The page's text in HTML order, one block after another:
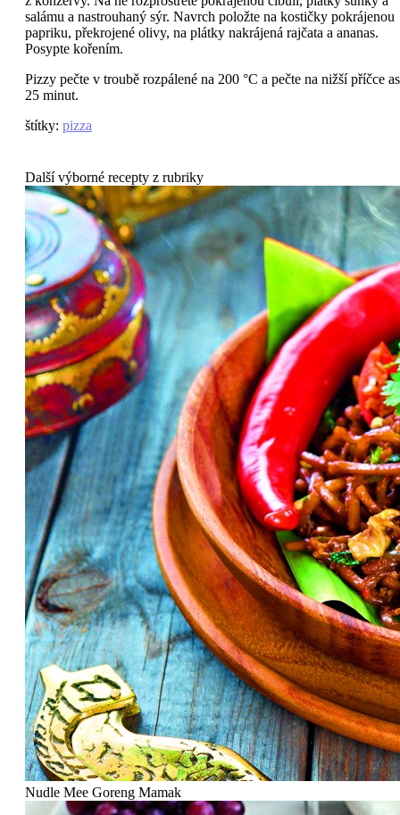
salámu a nastrouhaný sýr. Navrch položte na kostičky pokrájenou
papriku, překrojené olivy, na plátky nakrájená rajčata a ananas.
Posypte kořením.
Pizzy pečte v troubě rozpálené na 200 °C a pečte na nižší příčce
25 minut.
štítky: pizza
Další výborné recepty z rubriky
Nudle Mee Goreng Mamak